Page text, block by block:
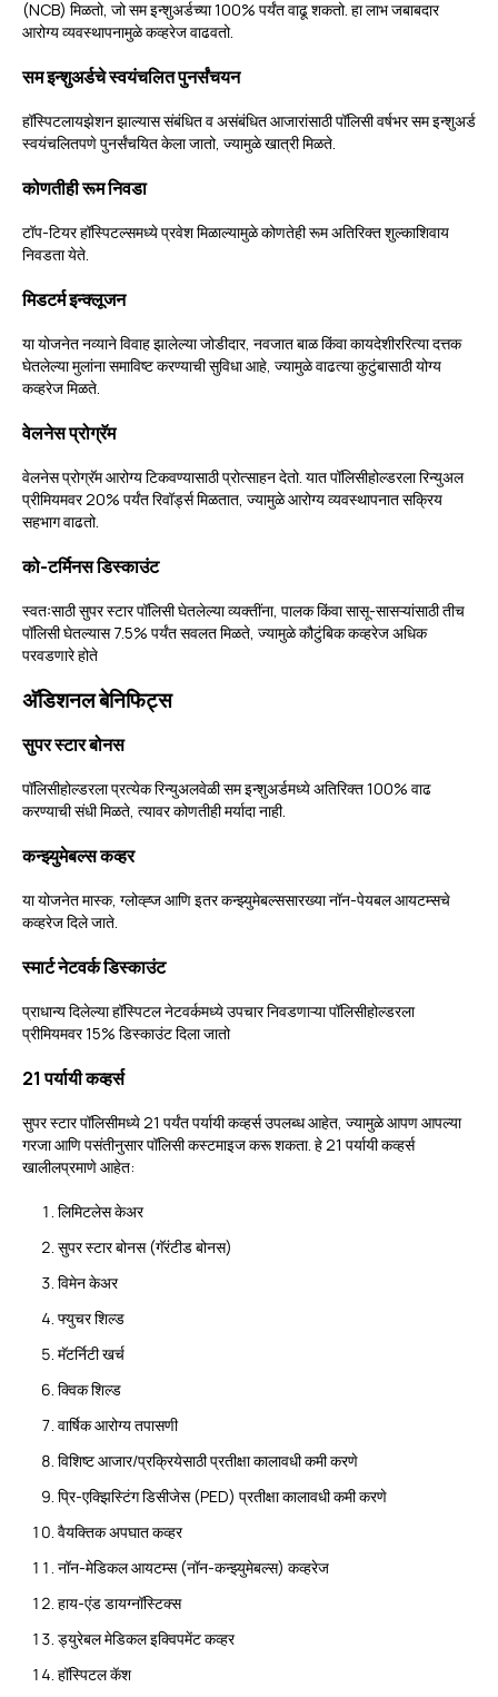
(NCB) मिळतो, जो सम इन्शुअर्डच्या 100% पर्यंत वाढू शकतो. हा लाभ जबाबदार
आरोग्य व्यवस्थापनामुळे कव्हरेज वाढवतो.
सम इन्शुअर्डचे स्वयंचलित पुनर्संचयन
हॉस्पिटलायझेशन झाल्यास संबंधित व असंबंधित आजारांसाठी पॉलिसी वर्षभर सम इन्शुअर्ड
स्वयंचलितपणे पुनर्संचयित केला जातो, ज्यामुळे खात्री मिळते.
कोणतीही रूम निवडा
टॉप-टियर हॉस्पिटल्समध्ये प्रवेश मिळाल्यामुळे कोणतेही रूम अतिरिक्त शुल्काशिवाय
निवडता येते.
मिडटर्म इन्क्लूजन
या योजनेत नव्याने विवाह झालेल्या जोडीदार, नवजात बाळ किंवा कायदेशीररित्या दत्तक
घेतलेल्या मुलांना समाविष्ट करण्याची सुविधा आहे, ज्यामुळे वाढत्या कुटुंबासाठी योग्य
कव्हरेज मिळते.
वेलनेस प्रोग्रॅम
वेलनेस प्रोग्रॅम आरोग्य टिकवण्यासाठी प्रोत्साहन देतो. यात पॉलिसीहोल्डरला रिन्युअल
प्रीमियमवर 20% पर्यंत रिवॉर्ड्स मिळतात, ज्यामुळे आरोग्य व्यवस्थापनात सक्रिय
सहभाग वाढतो.
को-टर्मिनस डिस्काउंट
स्वतःसाठी सुपर स्टार पॉलिसी घेतलेल्या व्यक्तींना, पालक किंवा सासू-सासऱ्यांसाठी तीच
पॉलिसी घेतल्यास 7.5% पर्यंत सवलत मिळते, ज्यामुळे कौटुंबिक कव्हरेज अधिक
परवडणारे होते
अ‍ॅडिशनल बेनिफिट्स
सुपर स्टार बोनस
पॉलिसीहोल्डरला प्रत्येक रिन्युअलवेळी सम इन्शुअर्डमध्ये अतिरिक्त 100% वाढ
करण्याची संधी मिळते, त्यावर कोणतीही मर्यादा नाही.
कन्झ्युमेबल्स कव्हर
या योजनेत मास्क, ग्लोव्ह्ज आणि इतर कन्झ्युमेबल्ससारख्या नॉन-पेयबल आयटम्सचे
कव्हरेज दिले जाते.
स्मार्ट नेटवर्क डिस्काउंट
प्राधान्य दिलेल्या हॉस्पिटल नेटवर्कमध्ये उपचार निवडणाऱ्या पॉलिसीहोल्डरला
प्रीमियमवर 15% डिस्काउंट दिला जातो
21 पर्यायी कव्हर्स
सुपर स्टार पॉलिसीमध्ये 21 पर्यंत पर्यायी कव्हर्स उपलब्ध आहेत, ज्यामुळे आपण आपल्या
गरजा आणि पसंतीनुसार पॉलिसी कस्टमाइज करू शकता. हे 21 पर्यायी कव्हर्स
खालीलप्रमाणे आहेत:
लिमिटलेस केअर
सुपर स्टार बोनस (गॅरंटीड बोनस)
विमेन केअर
फ्युचर शिल्ड
मॅटर्निटी खर्च
क्विक शिल्ड
वार्षिक आरोग्य तपासणी
विशिष्ट आजार/प्रक्रियेसाठी प्रतीक्षा कालावधी कमी करणे
प्रि-एक्झिस्टिंग डिसीजेस (PED) प्रतीक्षा कालावधी कमी करणे
वैयक्तिक अपघात कव्हर
नॉन-मेडिकल आयटम्स (नॉन-कन्झ्युमेबल्स) कव्हरेज
हाय-एंड डायग्नॉस्टिक्स
ड्युरेबल मेडिकल इक्विपमेंट कव्हर
हॉस्पिटल कॅश